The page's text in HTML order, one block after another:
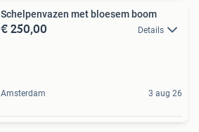
Schelpenvazen met bloesem boom
€ 250,00 Details
Amsterdam 3 aug 26